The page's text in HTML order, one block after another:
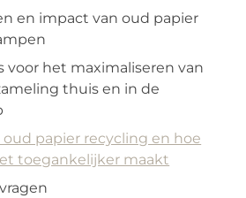
en impact van oud papier
voor het maximaliseren van
thuis en in de
papier recycling en hoe
toegankelijker maakt